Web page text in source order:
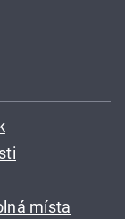
místa